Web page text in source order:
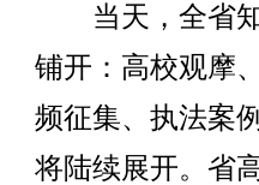
当天，全省知
铺开：高校观摩
频征集、执法案
将陆续展开。省